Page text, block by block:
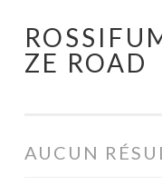
Aller
au
ZE ROAD
AUCUN